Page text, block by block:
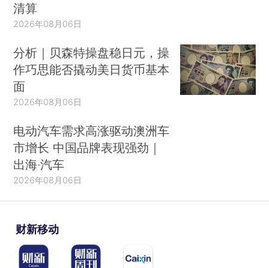
清算
2026年08月06日
分析｜贝森特操盘稳日元，操
作巧思能否撬动美日货币基本
面
2026年08月06日
电动汽车需求高涨驱动澳洲车
市增长 中国品牌表现强劲｜
出海·汽车
2026年08月06日
财新移动